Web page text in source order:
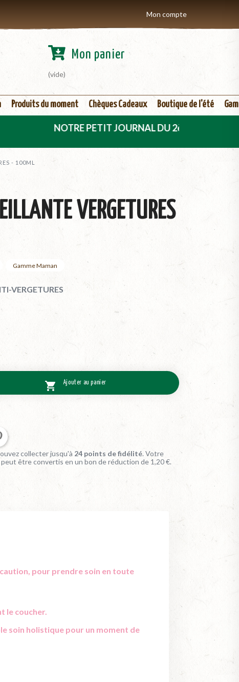
Mon compte
Mon panier
(vide)
Produits du moment Chèques Cadeaux Boutique de l'été
NOTRE PETIT JOURNAL DU 2ème TRIMESTRE
- 100ML
VERGETURES
Gamme Maman
VERGETURES
 Ajouter au panier
collecter jusqu'à 24 points de fidélité. Votre
peut être convertis en un bon de réduction de 1,20 €.
pour prendre soin en toute
le coucher.
soin holistique pour un moment de